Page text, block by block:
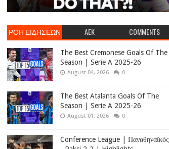
ΡΟΗ ΕΙΔΗΣΕΩΝ AEK COMMENTS
The Best Cremonese Goals Of The
Season | Serie A 2025-26
August 04, 2026 0
The Best Atalanta Goals Of The
Season | Serie A 2025-26
August 01, 2026 0
Conference League | Παναθηναϊκός